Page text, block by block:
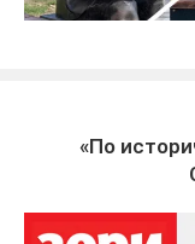
«По